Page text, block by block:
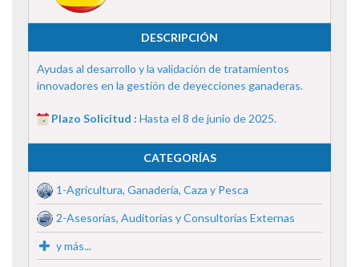
DESCRIPCIÓN
Ayudas al desarrollo y la validación de tratamientos
innovadores en la gestión de deyecciones ganaderas.
Plazo Solicitud : Hasta el 8 de junio de 2025.
CATEGORÍAS
1-Agricultura, Ganadería, Caza y Pesca
2-Asesorías, Auditorías y Consultorías Externas
y más...